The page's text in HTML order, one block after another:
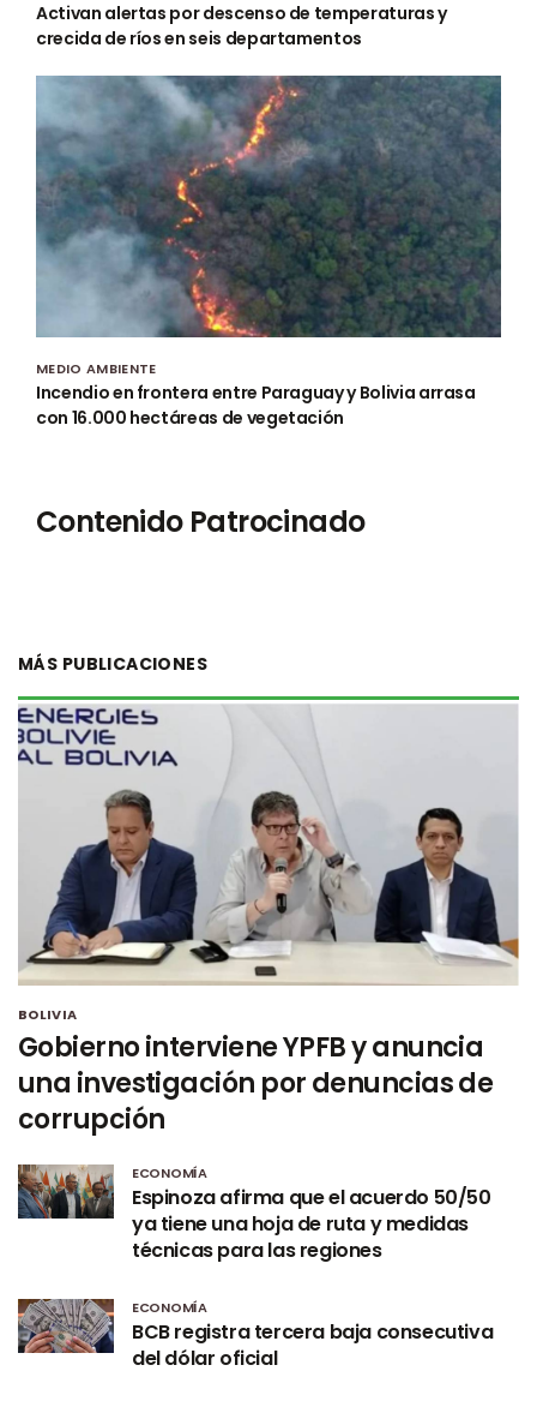
Activan alertas por descenso de temperaturas y
crecida de ríos en seis departamentos
MEDIO AMBIENTE
Incendio en frontera entre Paraguay y Bolivia arrasa
con 16.000 hectáreas de vegetación
Contenido Patrocinado
MÁS PUBLICACIONES
BOLIVIA
Gobierno interviene YPFB y anuncia
una investigación por denuncias de
corrupción
ECONOMÍA
Espinoza afirma que el acuerdo 50/50
ya tiene una hoja de ruta y medidas
técnicas para las regiones
ECONOMÍA
BCB registra tercera baja consecutiva
del dólar oficial